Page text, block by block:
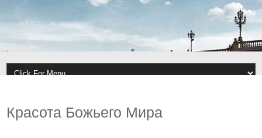
Красота Божьего Мира